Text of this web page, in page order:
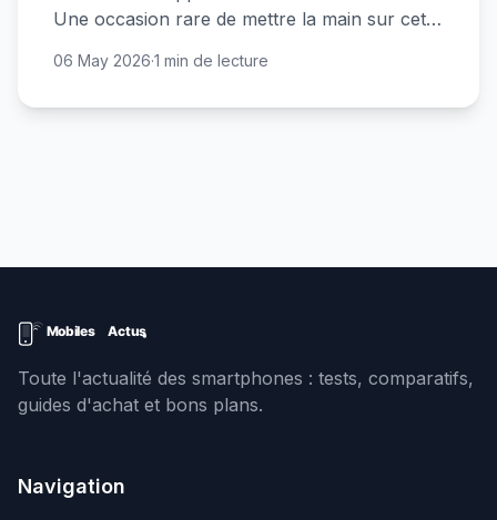
Une occasion rare de mettre la main sur cette
06 May 2026·1 min de lecture
Toute l'actualité des smartphones : tests, comparatifs,
guides d'achat et bons plans.
Navigation